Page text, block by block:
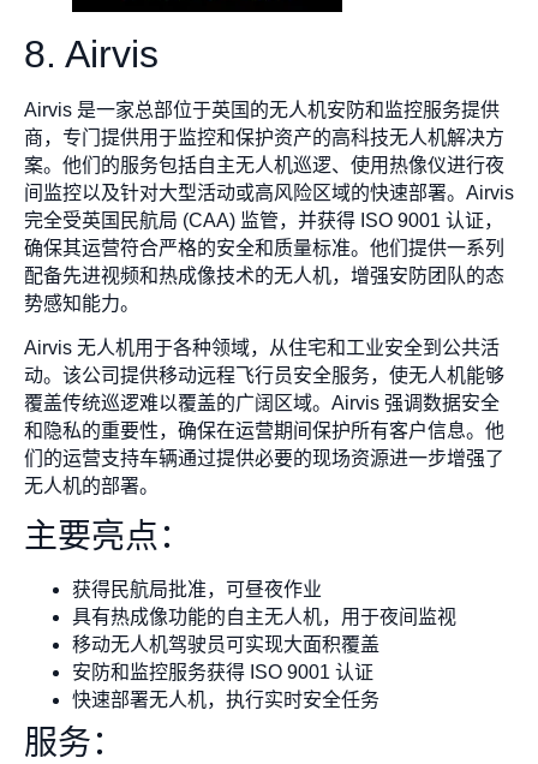
8. Airvis
Airvis 是一家总部位于英国的无人机安防和监控服务提供
商，专门提供用于监控和保护资产的高科技无人机解决方
案。他们的服务包括自主无人机巡逻、使用热像仪进行夜
间监控以及针对大型活动或高风险区域的快速部署。Airvis
完全受英国民航局 (CAA) 监管，并获得 ISO 9001 认证，
确保其运营符合严格的安全和质量标准。他们提供一系列
配备先进视频和热成像技术的无人机，增强安防团队的态
势感知能力。
Airvis 无人机用于各种领域，从住宅和工业安全到公共活
动。该公司提供移动远程飞行员安全服务，使无人机能够
覆盖传统巡逻难以覆盖的广阔区域。Airvis 强调数据安全
和隐私的重要性，确保在运营期间保护所有客户信息。他
们的运营支持车辆通过提供必要的现场资源进一步增强了
无人机的部署。
主要亮点：
获得民航局批准，可昼夜作业
具有热成像功能的自主无人机，用于夜间监视
移动无人机驾驶员可实现大面积覆盖
安防和监控服务获得 ISO 9001 认证
快速部署无人机，执行实时安全任务
服务：